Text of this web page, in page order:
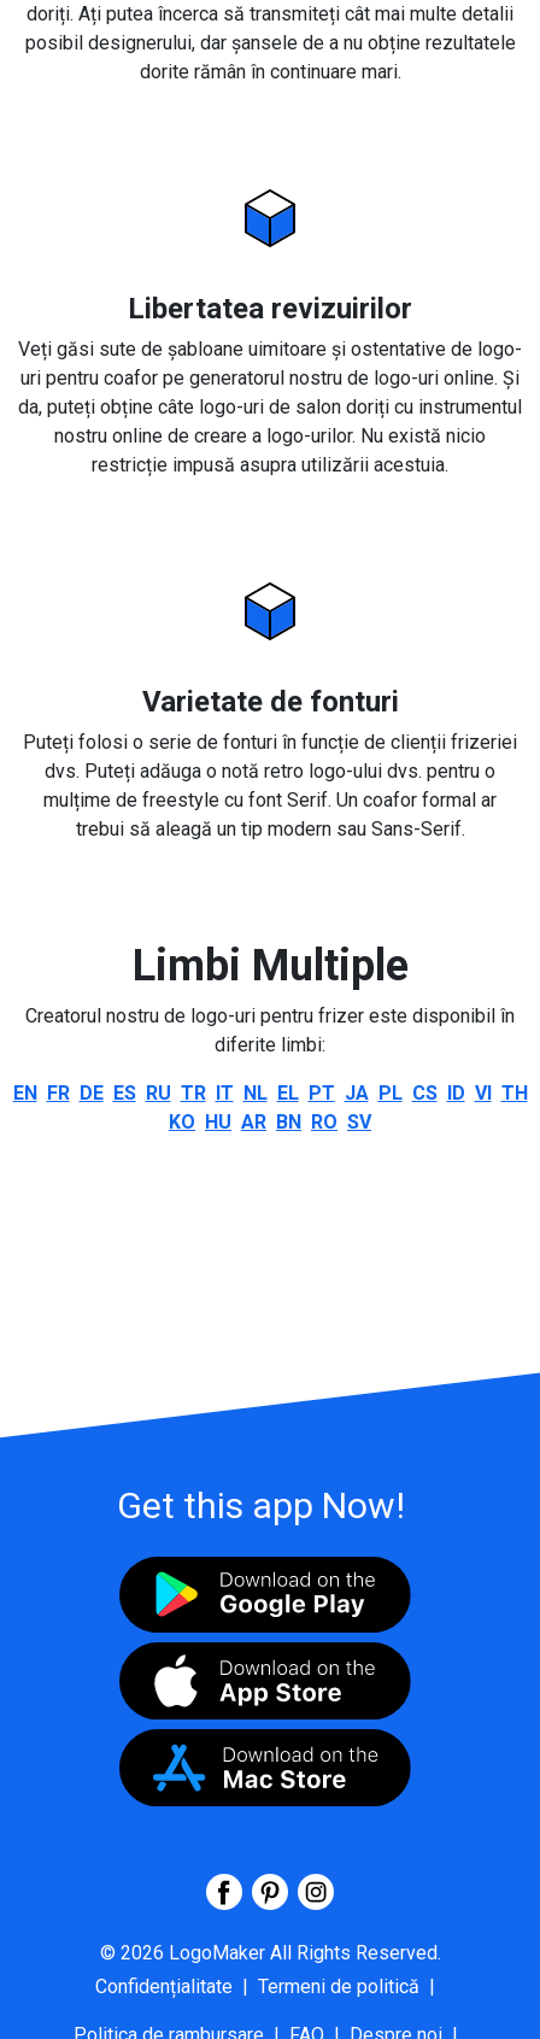
doriți. Ați putea încerca să transmiteți cât mai multe detalii
posibil designerului, dar șansele de a nu obține rezultatele
dorite rămân în continuare mari.
Libertatea revizuirilor
Veți găsi sute de șabloane uimitoare și ostentative de logo-
uri pentru coafor pe generatorul nostru de logo-uri online. Și
da, puteți obține câte logo-uri de salon doriți cu instrumentul
nostru online de creare a logo-urilor. Nu există nicio
restricție impusă asupra utilizării acestuia.
Varietate de fonturi
Puteți folosi o serie de fonturi în funcție de clienții frizeriei
dvs. Puteți adăuga o notă retro logo-ului dvs. pentru o
mulțime de freestyle cu font Serif. Un coafor formal ar
trebui să aleagă un tip modern sau Sans-Serif.
Limbi Multiple
Creatorul nostru de logo-uri pentru frizer este disponibil în
diferite limbi:
EN FR DE ES RU TR IT NL EL PT JA PL CS ID VI TH
KO HU AR BN RO SV
Get this app Now!
© 2026 LogoMaker All Rights Reserved.
Confidențialitate | Termeni de politică |